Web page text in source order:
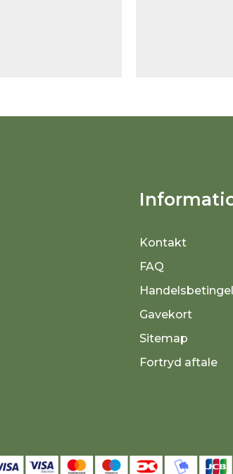
Kontakt
FAQ
Gavekort
Sitemap
Fortryd aftale